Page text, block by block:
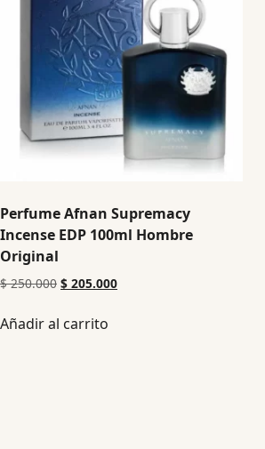
Perfume Afnan Supremacy
Incense EDP 100ml Hombre
Original
$250.000 $ 205.000
Añadir al carrito